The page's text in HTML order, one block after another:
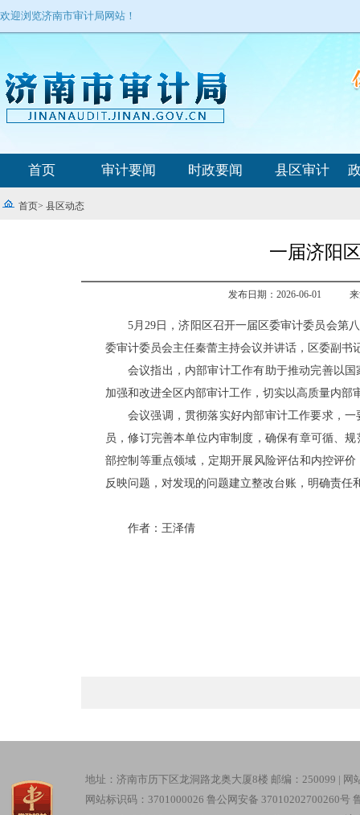
欢迎浏览济南市审计局网站！
首页 审计要闻 时政要闻 县区审计
首页> 县区动态
一届济阳
发布日期：2026-06-01
5月29日，济阳区召开一届区委审计委员会第
委审计委员会主任秦蕾主持会议并讲话，区委副书
会议指出，内部审计工作有助于推动完善以
加强和改进全区内部审计工作，切实以高质量内部
会议强调，贯彻落实好内部审计工作要求，
员，修订完善本单位内审制度，确保有章可循、
部控制等重点领域，定期开展风险评估和内控评
反映问题，对发现的问题建立整改台账，明确责任
作者：王泽倩
地址：济南市历下区龙洞路龙奥大厦8楼 邮编：250099 | 网
网站标识码：3701000026 鲁公网安备 37010202700260号